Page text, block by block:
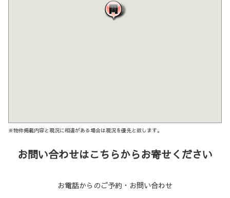
※物件掲載内容と現況に相違がある場合は現況を優先と致します。
お問い合わせはこちらからお寄せください
お電話からのご予約・お問い合わせ